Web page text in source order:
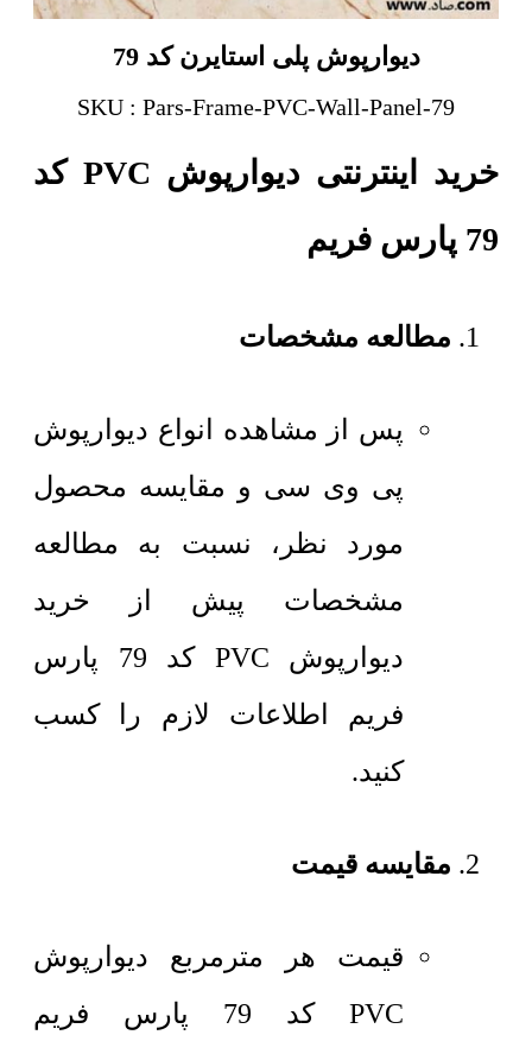
دیوارپوش پلی استایرن کد 79
SKU : Pars-Frame-PVC-Wall-Panel-79
خرید اینترنتی دیوارپوش PVC کد
79 پارس فریم
مطالعه مشخصات
پس از مشاهده انواع دیوارپوش
پی وی سی و مقایسه محصول
مورد نظر، نسبت به مطالعه
مشخصات پیش از خرید
دیوارپوش PVC کد 79 پارس
فریم اطلاعات لازم را کسب
کنید.
مقایسه قیمت
قیمت هر مترمربع دیوارپوش
PVC کد 79 پارس فریم